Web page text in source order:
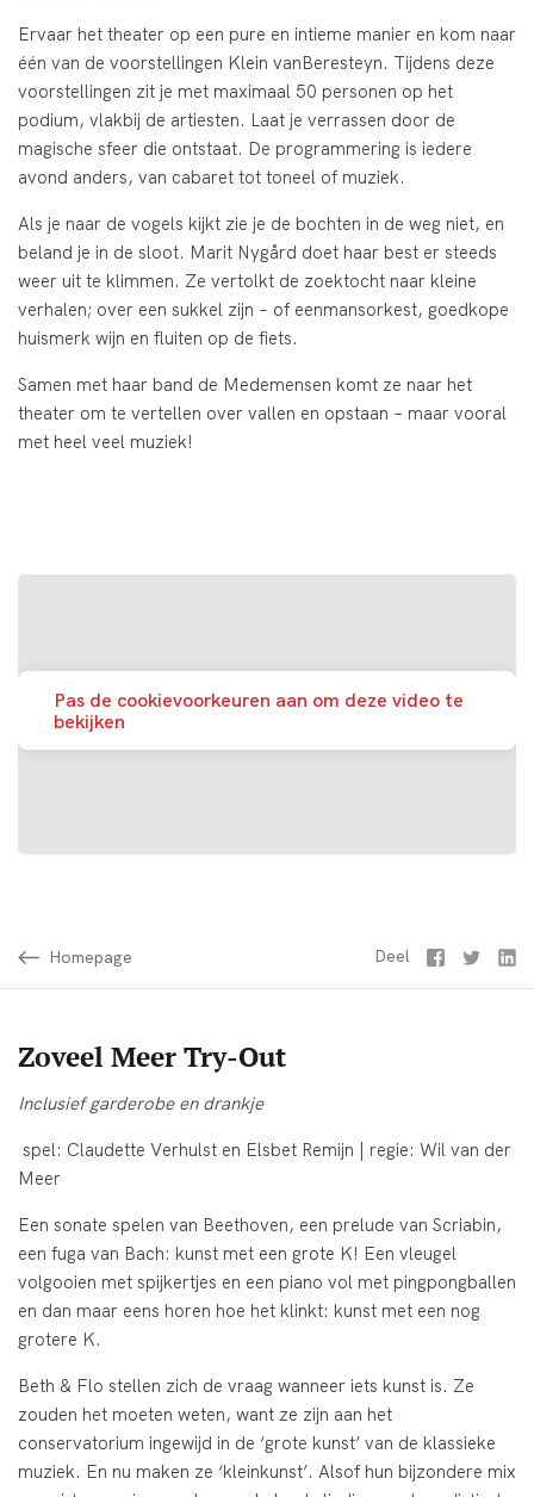
Ervaar het theater op een pure en intieme manier en kom naar
één van de voorstellingen Klein vanBeresteyn. Tijdens deze
voorstellingen zit je met maximaal 50 personen op het
podium, vlakbij de artiesten. Laat je verrassen door de
magische sfeer die ontstaat. De programmering is iedere
avond anders, van cabaret tot toneel of muziek.
Als je naar de vogels kijkt zie je de bochten in de weg niet, en
beland je in de sloot. Marit Nygård doet haar best er steeds
weer uit te klimmen. Ze vertolkt de zoektocht naar kleine
verhalen; over een sukkel zijn – of eenmansorkest, goedkope
huismerk wijn en fluiten op de fiets.
Samen met haar band de Medemensen komt ze naar het
theater om te vertellen over vallen en opstaan – maar vooral
met heel veel muziek!
Pas de cookievoorkeuren aan om deze video te
bekijken
Homepage Deel Facebook
Twitter
Zoveel Meer Try-Out
Inclusief garderobe en drankje
spel: Claudette Verhulst en Elsbet Remijn | regie: Wil van der
Meer
Een sonate spelen van Beethoven, een prelude van Scriabin,
een fuga van Bach: kunst met een grote K! Een vleugel
volgooien met spijkertjes en een piano vol met pingpongballen
en dan maar eens horen hoe het klinkt: kunst met een nog
grotere K.
Beth & Flo stellen zich de vraag wanneer iets kunst is. Ze
zouden het moeten weten, want ze zijn aan het
conservatorium ingewijd in de ‘grote kunst’ van de klassieke
muziek. En nu maken ze ‘kleinkunst’. Alsof hun bijzondere mix